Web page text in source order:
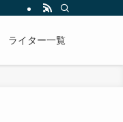
ライター一覧